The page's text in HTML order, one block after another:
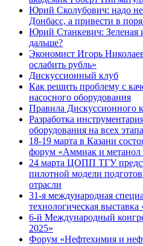
Юрий Сколубович: надо не
Донбасс, а привести в
Юрий Станкевич: Зеленая
дальше?
Экономист Игорь
ослабить рубль»
Дискуссионный клуб
Как решить проблему с
насосного оборудования
Правила Дискуссионного
Разработка
оборудования на всех
18-19 марта в Казани
форум «Аммиак и метанол
24 марта ЦОПП ТГУ
пилотной модели
отрасли
31-я международная
технологическая
6-й Международный
2025»
Форум «Нефтехимия и